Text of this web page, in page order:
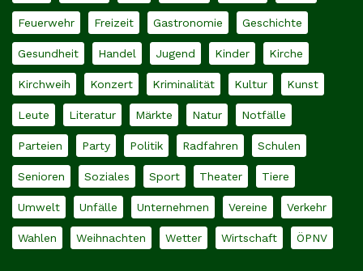
Feuerwehr Freizeit Gastronomie Geschichte
Gesundheit Handel Jugend Kinder Kirche
Kirchweih Konzert Kriminalität Kultur Kunst
Leute Literatur Märkte Natur Notfälle
Parteien Party Politik Radfahren Schulen
Senioren Soziales Sport Theater Tiere
Umwelt Unfälle Unternehmen Vereine Verkehr
Wahlen Weihnachten Wetter Wirtschaft ÖPNV